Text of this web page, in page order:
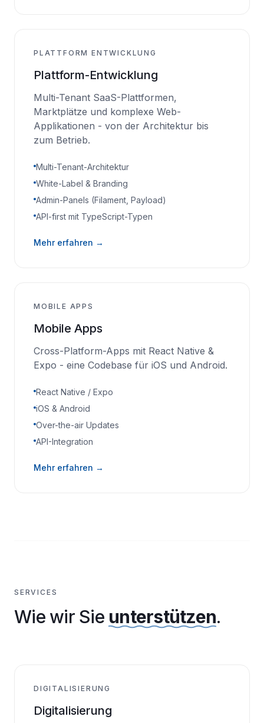
PLATTFORM ENTWICKLUNG
Plattform-Entwicklung
Multi-Tenant SaaS-Plattformen,
Marktplätze und komplexe Web-
Applikationen - von der Architektur bis
zum Betrieb.
Multi-Tenant-Architektur
White-Label & Branding
Admin-Panels (Filament, Payload)
API-first mit TypeScript-Typen
Mehr erfahren →
MOBILE APPS
Mobile Apps
Cross-Platform-Apps mit React Native &
Expo - eine Codebase für iOS und Android.
React Native / Expo
iOS & Android
Over-the-air Updates
API-Integration
Mehr erfahren →
SERVICES
Wie wir Sie unterstützen.
DIGITALISIERUNG
Digitalisierung